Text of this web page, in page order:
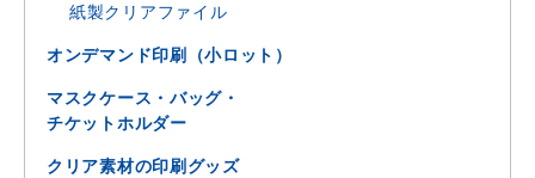
紙製クリアファイル
オンデマンド印刷（小ロット）
マスクケース・バッグ・
チケットホルダー
クリア素材の印刷グッズ